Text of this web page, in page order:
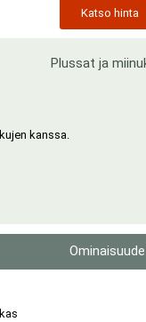
Katso hinta
Plussat ja
kanssa.